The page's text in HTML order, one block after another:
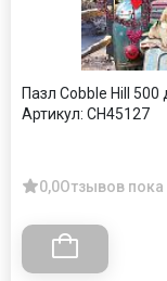
Пазл Cobble Hill
Артикул: CH45127
0,0Отзывов пока